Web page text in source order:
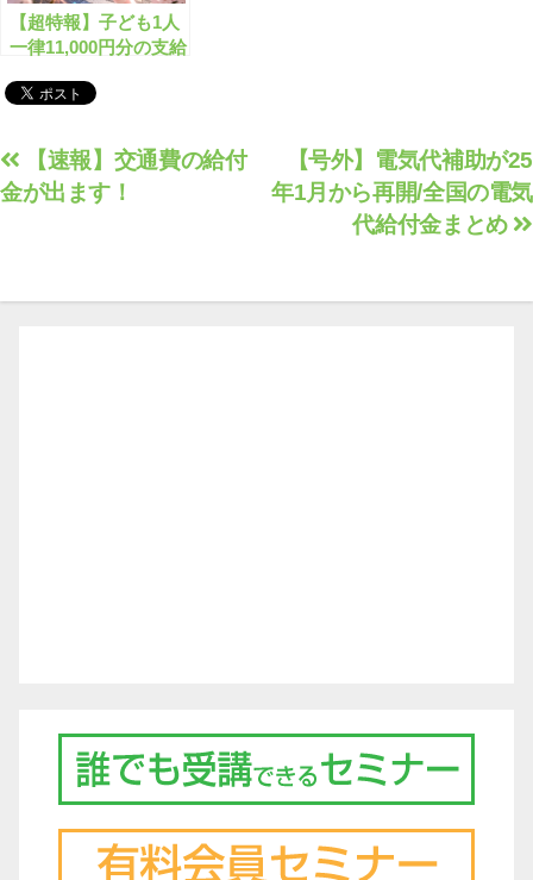
【超特報】子ども1人
一律11,000円分の支給
投
稿
ゲ
【号外】電気代補助が25
年1月から再開/全国の電気
代給付金まとめ
【速報】交通費の給付
金が出ます！